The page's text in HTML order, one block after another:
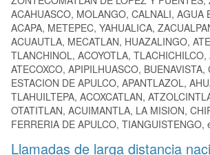
ACAHUASCO, MOLANGO, CALNALI, AGUA
ACAPA, METEPEC, YAHUALICA,
ACUAUTLA, MECATLAN, HUAZALINGO,
TLANCHINOL, ACOYOTLA, TLACHICHILCO,
ATECOXCO, APIPILHUASCO, BUENAVISTA,
ESTACION DE APULCO, APANTLAZOL,
TLAHUILTEPA, ACOXCATLAN,
OTATITLAN, ACUIMANTLA, LA MISION,
FERRERIA DE APULCO, TIANGUISTENGO,
Llamadas de larga distancia